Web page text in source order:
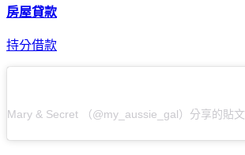
房屋貸款
持分借款
Mary & Secret （@my_aussie_gal）分享的貼文